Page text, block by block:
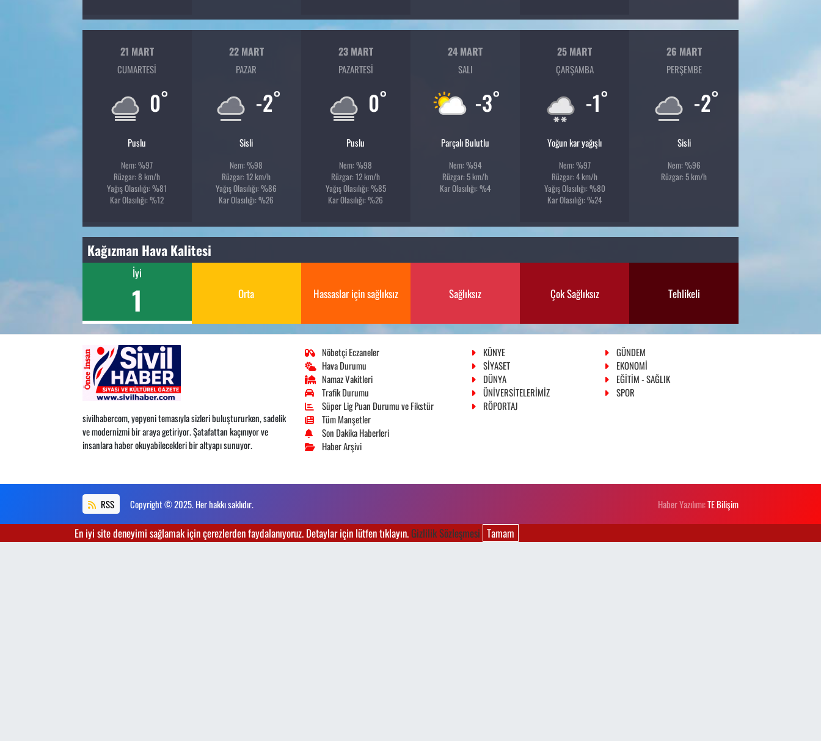
21 MART
CUMARTESI
0°
Puslu
Nem: %97
Rüzgar: 8 km/h
Yağış Olasılığı: %81
Kar Olasılığı: %12
22 MART
PAZAR
-2°
Sisli
Nem: %98
Rüzgar: 12 km/h
Yağış Olasılığı: %86
Kar Olasılığı: %26
23 MART
PAZARTESI
0°
Puslu
Nem: %98
Rüzgar: 12 km/h
Yağış Olasılığı: %85
Kar Olasılığı: %26
24 MART
SALI
-3°
Parçalı Bulutlu
Nem: %94
Rüzgar: 5 km/h
Kar Olasılığı: %4
25 MART
ÇARŞAMBA
-1°
Yoğun kar yağışlı
Nem: %97
Rüzgar: 4 km/h
Yağış Olasılığı: %80
Kar Olasılığı: %24
26 MART
PERŞEMBE
-2°
Sisli
Nem: %96
Rüzgar: 5 km/h
Kağızman Hava Kalitesi
İyi
1 Orta Hassaslar için sağlıksız Sağlıksız Çok Sağlıksız Tehlikeli
sivilhabercom, yepyeni temasıyla sizleri buluştururken, sadelik
ve modernizmi bir araya getiriyor. Şatafattan kaçınıyor ve
insanlara haber okuyabilecekleri bir altyapı sunuyor.
Nöbetçi Eczaneler
Hava Durumu
Namaz Vakitleri
Trafik Durumu
Süper Lig Puan Durumu ve Fikstür
Tüm Manşetler
Son Dakika Haberleri
Haber Arşivi
KÜNYE
GÜNDEM
SİYASET
EKONOMİ
DÜNYA
EĞİTİM - SAĞLIK
ÜNİVERSİTELERİMİZ
SPOR
RÖPORTAJ
RSS Copyright © 2025. Her hakkı saklıdır. Haber Yazılımı:TE Bilişim
En iyi site deneyimi sağlamak için çerezlerden faydalanıyoruz. Detaylar için lütfen tıklayın.Gizlilik Sözleşmesi Tamam